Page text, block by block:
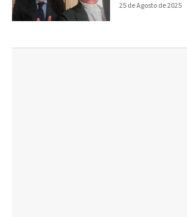
25 de Agosto de 2025